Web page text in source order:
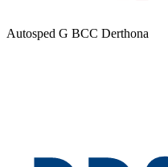
Autosped G BCC Derthona